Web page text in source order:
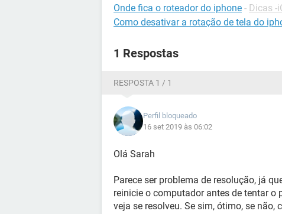
Onde fica o roteador do iphone - Dicas -
Como desativar a rotação de tela do
1 Respostas
RESPOSTA 1 / 1
Perfil bloqueado
16 set 2019 às 06:02
Olá Sarah
Parece ser problema de resolução, já
reinicie o computador antes de tentar o
veja se resolveu. Se sim, ótimo, se